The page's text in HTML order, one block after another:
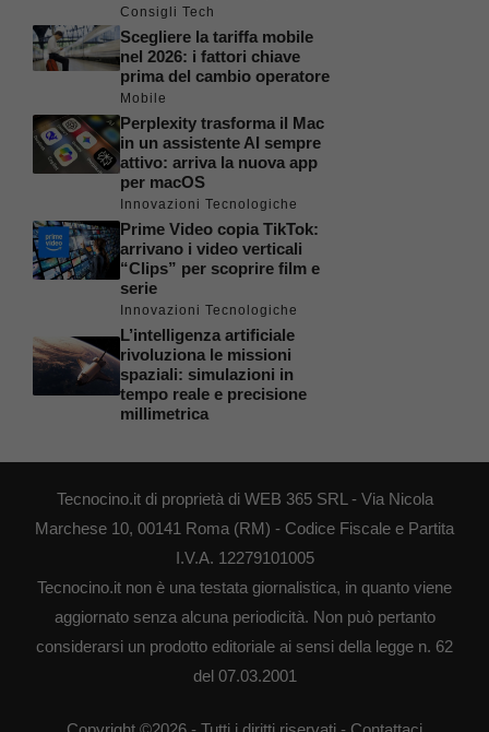
Consigli Tech
Scegliere la tariffa mobile
nel 2026: i fattori chiave
prima del cambio operatore
Mobile
Perplexity trasforma il Mac
in un assistente AI sempre
attivo: arriva la nuova app
per macOS
Innovazioni Tecnologiche
Prime Video copia TikTok:
arrivano i video verticali
“Clips” per scoprire film e
serie
Innovazioni Tecnologiche
L’intelligenza artificiale
rivoluziona le missioni
spaziali: simulazioni in
tempo reale e precisione
millimetrica
Tecnocino.it di proprietà di WEB 365 SRL - Via Nicola
Marchese 10, 00141 Roma (RM) - Codice Fiscale e Partita
I.V.A. 12279101005
Tecnocino.it non è una testata giornalistica, in quanto viene
aggiornato senza alcuna periodicità. Non può pertanto
considerarsi un prodotto editoriale ai sensi della legge n. 62
del 07.03.2001